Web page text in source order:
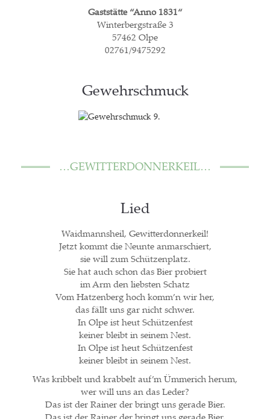
Gast­stät­te “Anno 1831“
Win­ter­berg­stra­ße 3
57462 Olpe
02761/9475292
Gewehr­schmuck
…GEWIT­TER­DON­NER­KEIL…
Lied
Waid­manns­heil, Gewit­ter­don­ner­keil!
Jetzt kommt die Neun­te anmar­schiert,
sie will zum Schüt­zen­platz.
Sie hat auch schon das Bier pro­biert
im Arm den liebs­ten Schatz
Vom Hat­zen­berg hoch komm’n wir her,
das fällt uns gar nicht schwer.
In Olpe ist heut Schüt­zen­fest
kei­ner bleibt in sei­nem Nest.
In Olpe ist heut Schüt­zen­fest
kei­ner bleibt in sei­nem Nest.
Was krib­belt und krab­belt auf­’m Ümme­rich her­um,
wer will uns an das Leder?
Das ist der Rai­ner der bringt uns gera­de Bier.
Das ist der Rai­ner der bringt uns gera­de Bier.